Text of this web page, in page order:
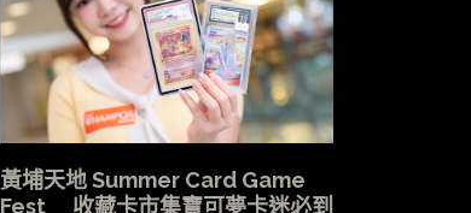
黃埔天地 Summer Card Game
Fest 收藏卡市集寶可夢卡迷必到